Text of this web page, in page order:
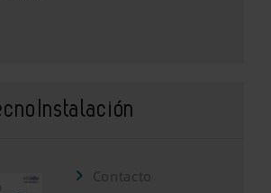
Contacto